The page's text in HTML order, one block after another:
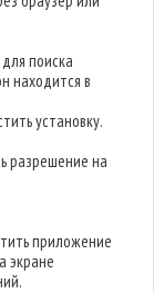
поиска
находится в
установку.
разрешение на
приложение
экране